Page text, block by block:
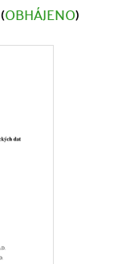
OBHÁJENO)